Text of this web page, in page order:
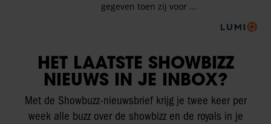
HET LAATSTE SHOWBIZZ
NIEUWS IN JE INBOX?
Met de Showbuzz-nieuwsbrief krijg je twee keer per
week alle buzz over de showbizz en de royals in je